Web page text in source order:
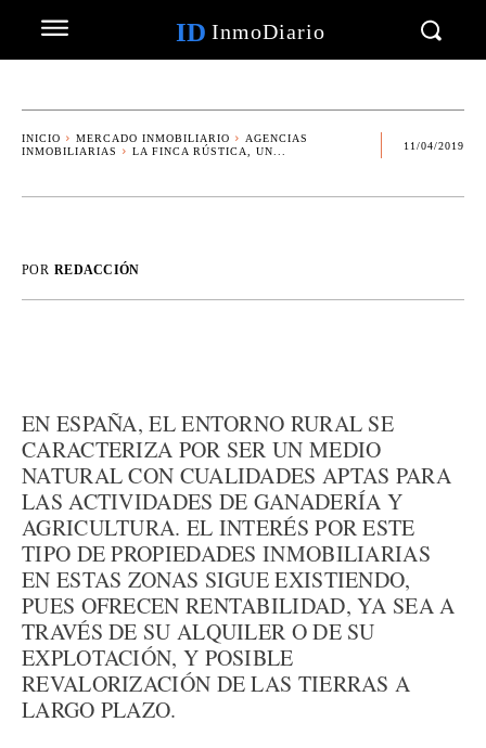
ID InmoDiario
INICIO MERCADO INMOBILIARIO
AGENCIAS
INMOBILIARIAS
LA FINCA RÚSTICA, UN...
11/04/2019
POR REDACCIÓN
EN ESPAÑA, EL ENTORNO RURAL SE
CARACTERIZA POR SER UN MEDIO
NATURAL CON CUALIDADES APTAS PARA
LAS ACTIVIDADES DE GANADERÍA Y
AGRICULTURA. EL INTERÉS POR ESTE
TIPO DE PROPIEDADES INMOBILIARIAS
EN ESTAS ZONAS SIGUE EXISTIENDO,
PUES OFRECEN RENTABILIDAD, YA SEA A
TRAVÉS DE SU ALQUILER O DE SU
EXPLOTACIÓN, Y POSIBLE
REVALORIZACIÓN DE LAS TIERRAS A
LARGO PLAZO.